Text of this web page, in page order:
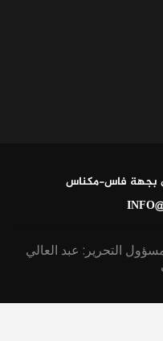
بجهة فاس-مكناس
التحرير: عبد العالي